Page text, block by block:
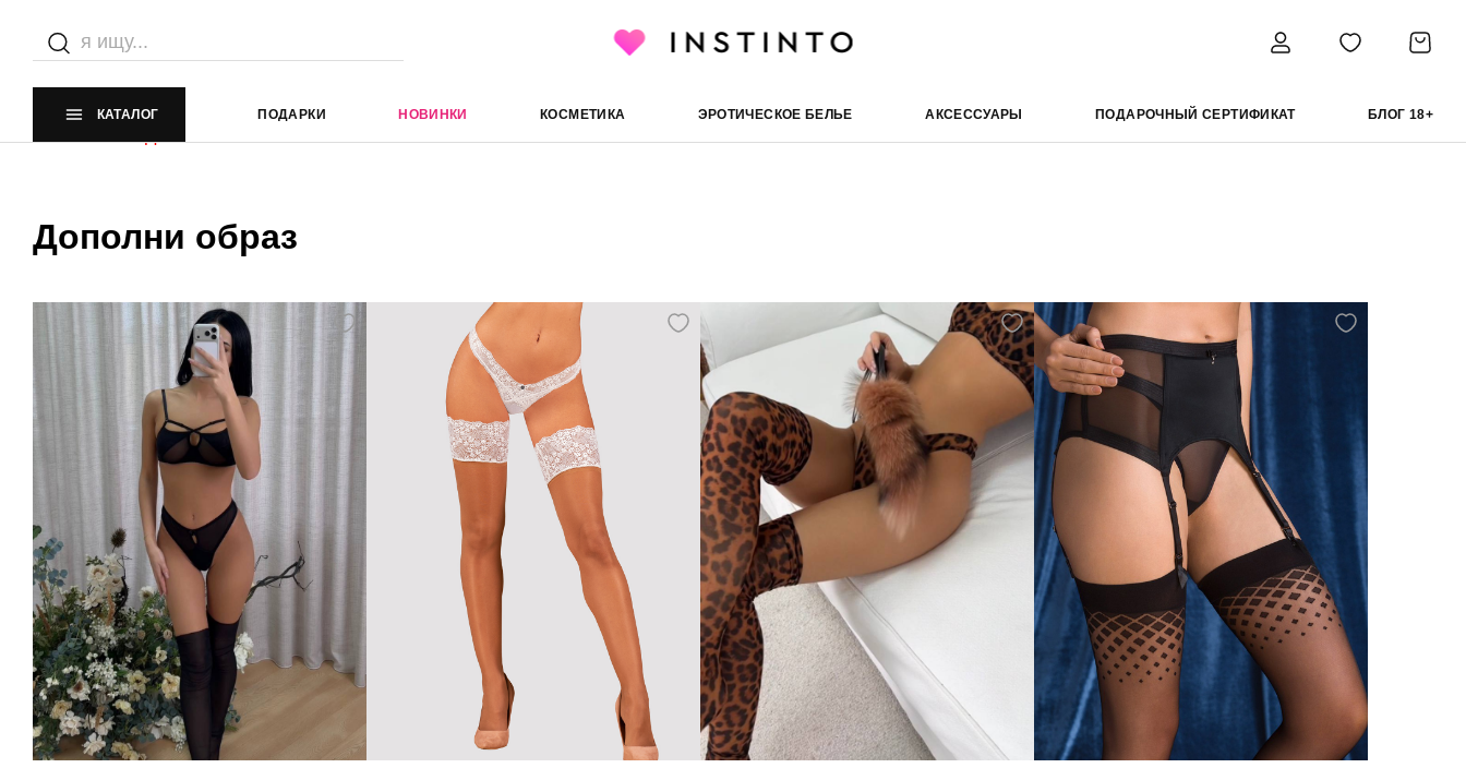
КАТАЛОГ ПОДАРКИ НОВИНКИ КОСМЕТИКА ЭРОТИЧЕСКОЕ БЕЛЬЕ АКСЕССУАРЫ ПОДАРОЧНЫЙ СЕРТИФИКАТ БЛОГ 18+
Главная страница
Каталог
Дополни образ